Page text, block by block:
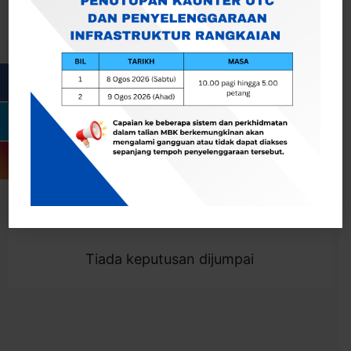
Togol Penapis
Showing 0 result
Tiada keputusan dijumpai